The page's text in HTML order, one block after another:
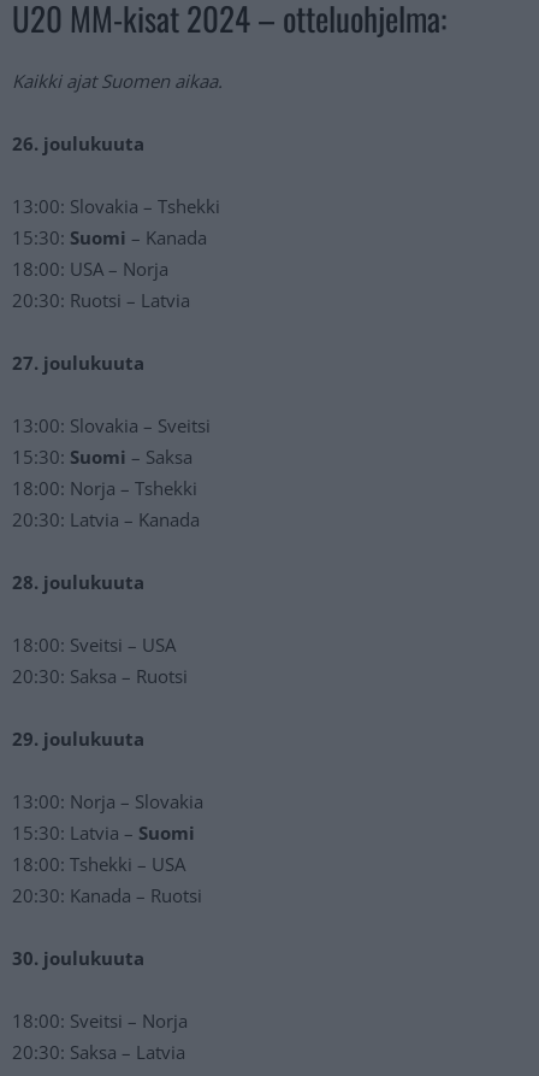
U20 MM-kisat 2024 – otteluohjelma:
Kaikki ajat Suomen aikaa.
26. joulukuuta
13:00: Slovakia – Tshekki
15:30: Suomi – Kanada
18:00: USA – Norja
20:30: Ruotsi – Latvia
27. joulukuuta
13:00: Slovakia – Sveitsi
15:30: Suomi – Saksa
18:00: Norja – Tshekki
20:30: Latvia – Kanada
28. joulukuuta
18:00: Sveitsi – USA
20:30: Saksa – Ruotsi
29. joulukuuta
13:00: Norja – Slovakia
15:30: Latvia – Suomi
18:00: Tshekki – USA
20:30: Kanada – Ruotsi
30. joulukuuta
18:00: Sveitsi – Norja
20:30: Saksa – Latvia